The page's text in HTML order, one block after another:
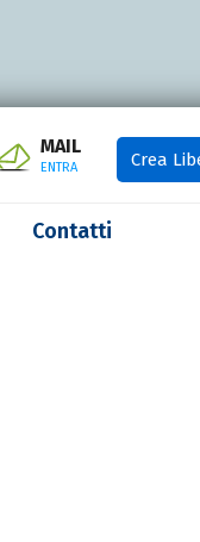
MAIL
ENTRA Crea
Contatti